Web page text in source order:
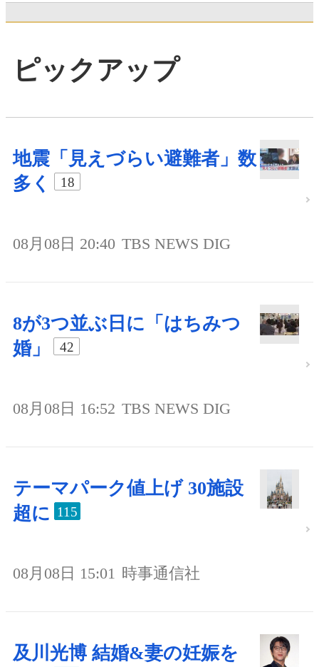
ピックアップ
地震「見えづらい避難者」数
多く
18
08月08日 20:40 TBS NEWS DIG
8が3つ並ぶ日に「はちみつ
婚」
42
08月08日 16:52 TBS NEWS DIG
テーマパーク値上げ 30施設
超に 115
08月08日 15:01 時事通信社
及川光博 結婚&妻の妊娠を